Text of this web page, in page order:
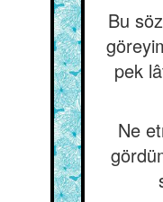
Bu
pek
Ne